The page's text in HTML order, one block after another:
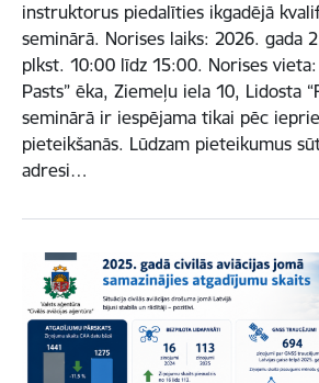
instruktorus piedalīties ikgadējā
seminārā. Norises laiks: 2026. gada
plkst. 10:00 līdz 15:00. Norises vieta:
Pasts” ēka, Ziemeļu iela 10, Lidosta
seminārā ir iespējama tikai pēc
pieteikšanās. Lūdzam pieteikumus
adresi…